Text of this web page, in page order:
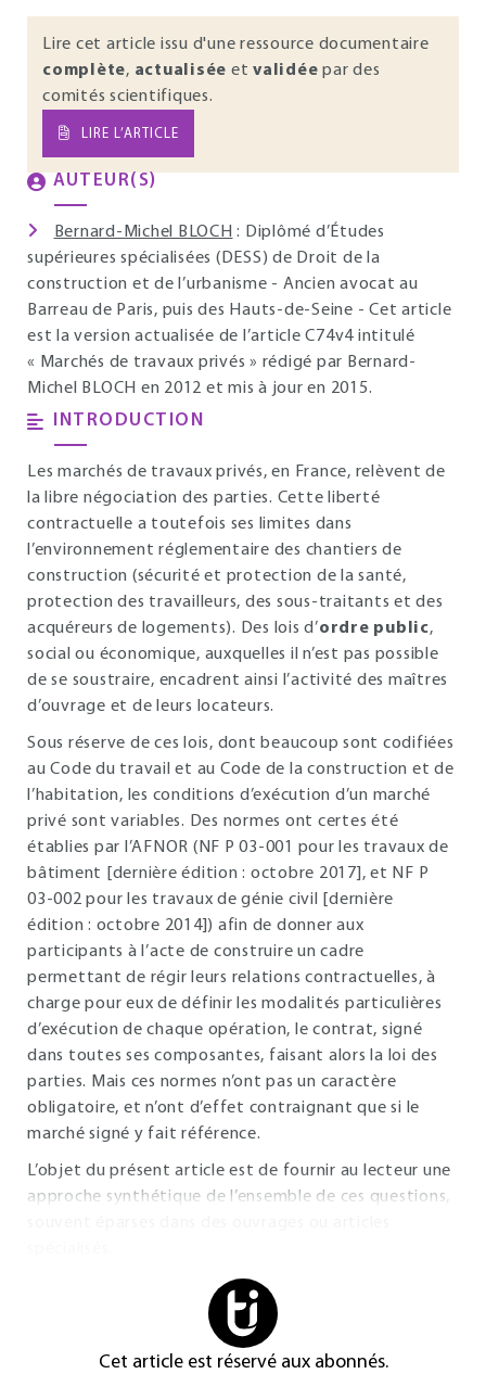
Lire cet article issu d'une ressource documentaire
complète, actualisée et validée par des
comités scientifiques.
LIRE L’ARTICLE
AUTEUR(S)
Bernard-Michel BLOCH : Diplômé d’Études
supérieures spécialisées (DESS) de Droit de la
construction et de l’urbanisme - Ancien avocat au
Barreau de Paris, puis des Hauts-de-Seine - Cet article
est la version actualisée de l’article C74v4 intitulé
« Marchés de travaux privés » rédigé par Bernard-
Michel BLOCH en 2012 et mis à jour en 2015.
INTRODUCTION
Les marchés de travaux privés, en France, relèvent de
la libre négociation des parties. Cette liberté
contractuelle a toutefois ses limites dans
l’environnement réglementaire des chantiers de
construction (sécurité et protection de la santé,
protection des travailleurs, des sous-traitants et des
acquéreurs de logements). Des lois d’ordre public,
social ou économique, auxquelles il n’est pas possible
de se soustraire, encadrent ainsi l’activité des maîtres
d’ouvrage et de leurs locateurs.
Sous réserve de ces lois, dont beaucoup sont codifiées
au Code du travail et au Code de la construction et de
l’habitation, les conditions d’exécution d’un marché
privé sont variables. Des normes ont certes été
établies par l’AFNOR (NF P 03-001 pour les travaux de
bâtiment [dernière édition : octobre 2017], et NF P
03-002 pour les travaux de génie civil [dernière
édition : octobre 2014]) afin de donner aux
participants à l’acte de construire un cadre
permettant de régir leurs relations contractuelles, à
charge pour eux de définir les modalités particulières
d’exécution de chaque opération, le contrat, signé
dans toutes ses composantes, faisant alors la loi des
parties. Mais ces normes n’ont pas un caractère
obligatoire, et n’ont d’effet contraignant que si le
marché signé y fait référence.
L’objet du présent article est de fournir au lecteur une
approche synthétique de l’ensemble de ces questions,
Cet article est réservé aux abonnés.